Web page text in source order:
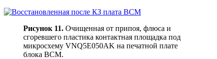
Рисунок 11. Очищенная от припоя, флюса и
сгоревшего пластика контактная площадка под
микросхему VNQ5E050AK на печатной плате
блока BCM.